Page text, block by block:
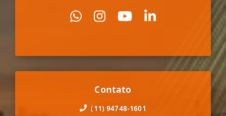
Contato
(11) 94748-1601